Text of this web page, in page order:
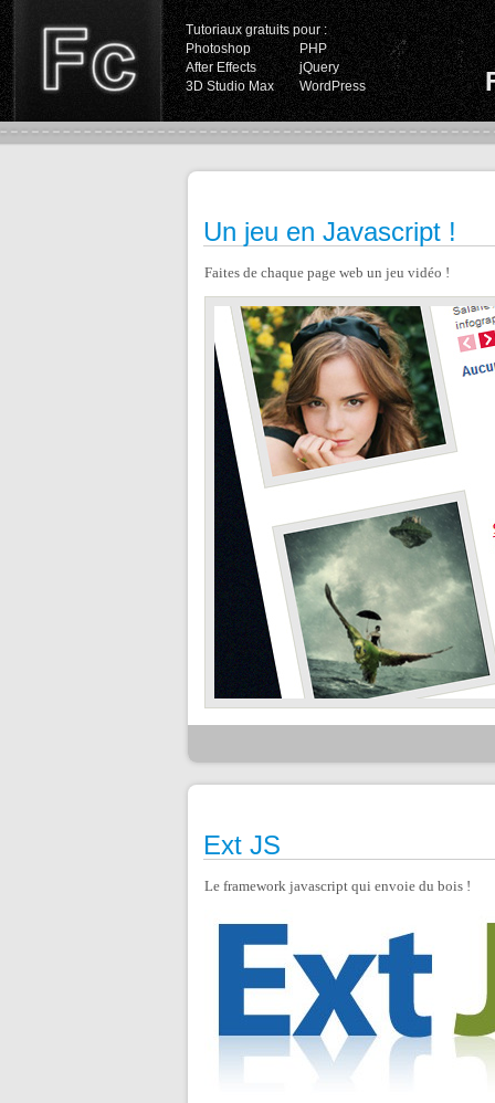
Tutoriaux gratuits pour :
Photoshop
PHP
After Effects
jQuery
3D Studio Max
WordPress
Un jeu en Javascript !
Faites de chaque page web un jeu vidéo !
Ext JS
Le framework javascript qui envoie du bois !